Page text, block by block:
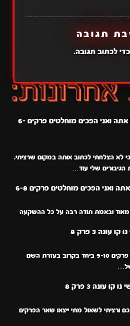
תגובה
כדי לכתוב תגובה.
אתה ואני הפכים מוחלטים פרקים 6-
לא הצלחתי לכתוב אותה במקום שרציתי.
הגיבורים שלי עוד…
אתה ואני הפכים מוחלטים פרקים 6-8
מאוד ובאמת תודה רבה על כל ההשקעה
קו עונה 3 פרק 8
אנחנו עובדים על זה נעלה את פרקים 9-10 ביחד בקרוב בעזרת השם
נו קו עונה 3 פרק 8
ורציתי לשאול מתי ייצאו שאר הפרקים